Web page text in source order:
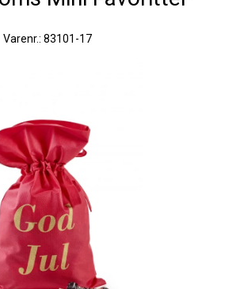
Varenr.: 83101-17